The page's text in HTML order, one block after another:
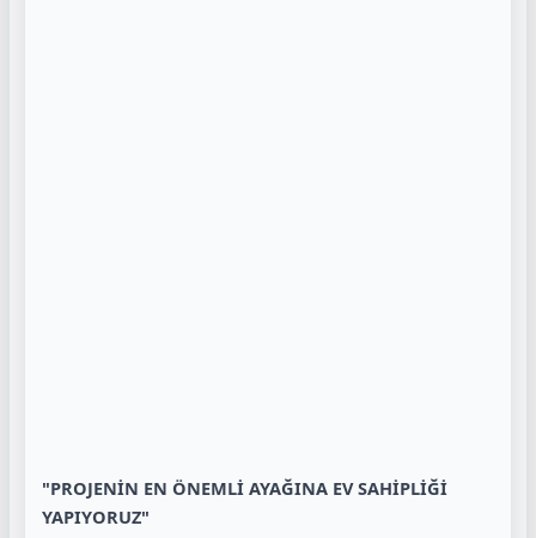
"PROJENİN EN ÖNEMLİ AYAĞINA EV SAHİPLİĞİ
YAPIYORUZ"